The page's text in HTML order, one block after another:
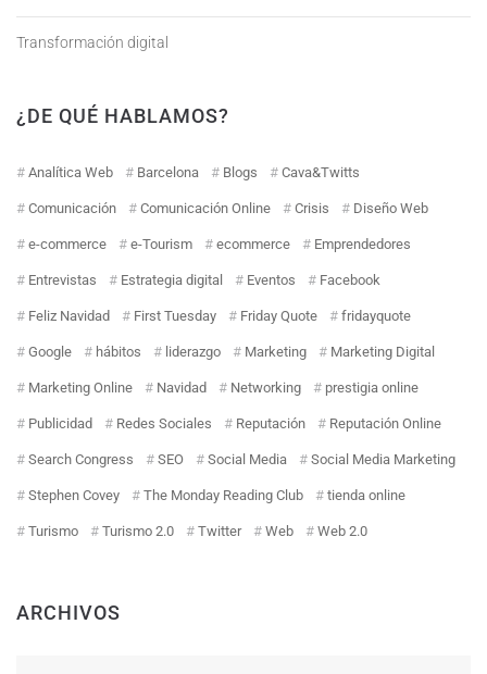
Transformación digital
¿DE QUÉ HABLAMOS?
Analítica Web Barcelona Blogs Cava&Twitts
Comunicación Comunicación Online Crisis Diseño Web
e-commerce e-Tourism ecommerce Emprendedores
Entrevistas Estrategia digital Eventos Facebook
Feliz Navidad First Tuesday Friday Quote fridayquote
Google hábitos liderazgo Marketing Marketing Digital
Marketing Online Navidad Networking prestigia online
Publicidad Redes Sociales Reputación Reputación Online
Search Congress SEO Social Media Social Media Marketing
Stephen Covey The Monday Reading Club tienda online
Turismo Turismo 2.0 Twitter Web Web 2.0
ARCHIVOS